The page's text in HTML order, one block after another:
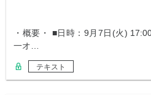
・概要・ ■日時：9月7日(火)
一オ…
テキスト